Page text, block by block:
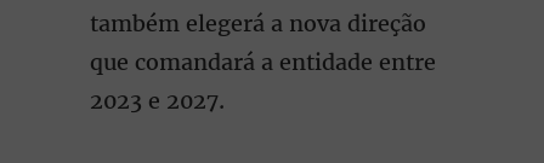
também elegerá a nova direção
que comandará a entidade entre
2023 e 2027.